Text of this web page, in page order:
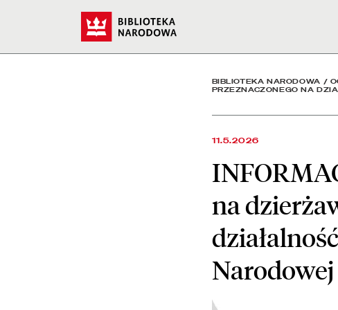
INFORMACJA o
BIBLIOTEKA NARODOWA /
PRZEZNACZONEGO NA
11.5.2026
na